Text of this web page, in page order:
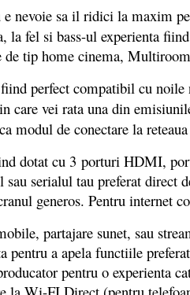
nevoie sa il ridici la maxim
la fel si bass-ul experienta
tip home cinema,
perfect compatibil cu noile
care vei rata una din
de conectare la
dotat cu 3 porturi HDMI,
serialul tau preferat direct
generos. Pentru internet
partajare sunet, sau
pentru a apela functiile
pentru o experienta